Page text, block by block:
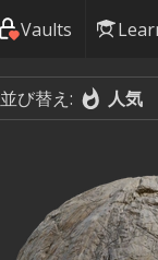
Vaults
並び替え: 人気